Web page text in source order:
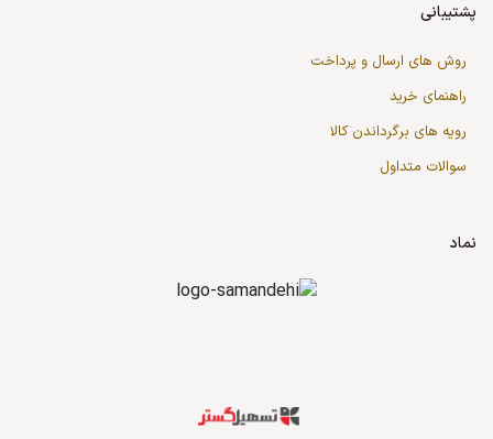
پشتیبانی
روش های ارسال و پرداخت
راهنمای خرید
رویه های برگرداندن کالا
سوالات متداول
نماد